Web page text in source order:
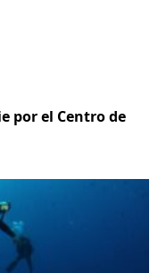
por el Centro de